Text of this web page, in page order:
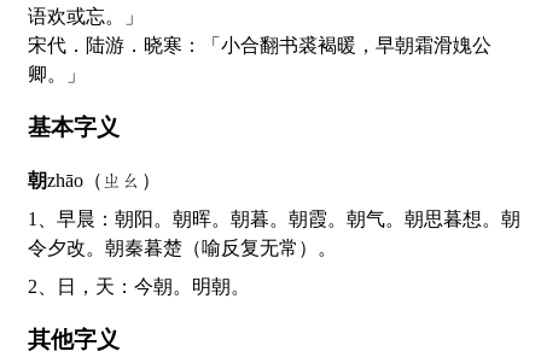
语欢或忘。」
宋代．陆游．晓寒：「小合翻书裘褐暖，早朝霜滑媿公
卿。」
基本字义
朝zhāo（ㄓㄠ）
1、早晨：朝阳。朝晖。朝暮。朝霞。朝气。朝思暮想。朝
令夕改。朝秦暮楚（喻反复无常）。
2、日，天：今朝。明朝。
其他字义